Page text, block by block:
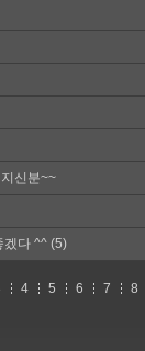
신분~~
겠다 ^^ (5)
4 5 6 7 8